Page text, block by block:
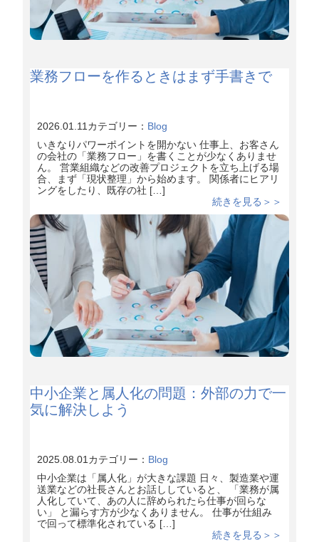
業務フローを作るときはまず手書きで
2026.01.11 カテゴリー： Blog
いきなりパワーポイントを開かない 仕事上、お客さん
の会社の「業務フロー」を書くことが少なくありませ
ん。 営業組織などの改善プロジェクトを立ち上げる場
合、まず「現状整理」から始めます。 関係者にヒアリ
ングをしたり、既存の社 […]
続きを見る＞＞
中小企業と属人化の問題：外部の力で一
気に解決しよう
2025.08.01カテゴリー： Blog
中小企業は「属人化」が大きな課題 日々、製造業や運
送業などの社長さんとお話ししていると、 「業務が属
人化していて、あの人に辞められたら仕事が回らな
い」 と漏らす方が少なくありません。 仕事が仕組み
で回って標準化されている […]
続きを見る＞＞